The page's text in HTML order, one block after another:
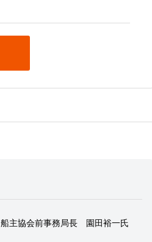
船主協会前事務局長 園田裕一氏